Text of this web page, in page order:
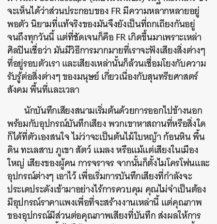
จะเห็นได้ว่าส่วนประกอบของ FR มีความหลากหลายอยู่
พอตัว นิยามที่แท้จริงของมันจึงยังเป็นที่ถกเถียงกันอยู่
จนถึงทุกวันนี้ แต่ที่ชัดเจนก็คือFR เกิดขึ้นมาเพราะเหล่า
ศิลปินเชื่อว่า มันมีวิธีการมากมายที่เราจะฟังเสียงสิ่งต่างๆ
ที่อยู่รอบตัวเรา และเสียงเหล่านั้นก็ล้วนเชื่อมโยงกับความ
รับรู้ต่อสิ่งต่างๆ ของมนุษย์ เกี่ยวเนื่องกับสุนทรียศาสตร์
สังคม พื้นที่และเวลา
นักบันทึกเสียงสนามเริ่มต้นด้วยการออกไปข้างนอก
พร้อมกับอุปกรณ์บันทึกเสียง พวกเขาหาสถานที่หรือสิ่งใด
ก็ได้ที่ตัวเองสนใจ ไม่ว่าจะเป็นต้นไม้ใบหญ้า ก้อนหิน พื้น
ดิน ทะเลสาบ ภูเขา สัตว์ แมลง หรือแม้แต่เสียงในเมือง
ใหญ่ เสียงของผู้คน การจราจร จากนั้นก็ตั้งไมโครโฟนและ
อุปกรณ์ต่างๆ เอาไว้ เพื่อเริ่มการบันทึกเสียงที่กำลังจะ
ประเดประดังเข้ามาอย่างไร้การควบคุม คุณไม่จำเป็นต้อง
มีอุปกรณ์ราคาแพงเพื่อที่จะสร้างงานเหล่านี้ แต่คุณภาพ
ของอุปกรณ์มีส่วนต่อคุณภาพเสียงที่บันทึก ส่งผลให้การ